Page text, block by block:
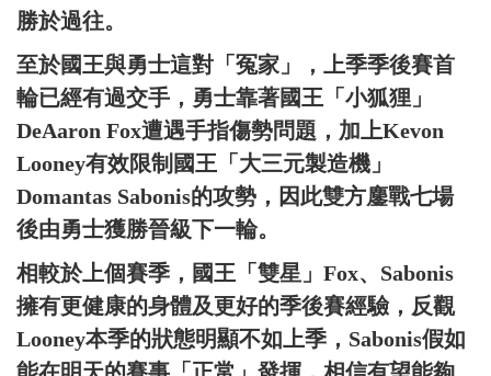
勝於過往。
至於國王與勇士這對「冤家」，上季季後賽首
輪已經有過交手，勇士靠著國王「小狐狸」
DeAaron Fox遭遇手指傷勢問題，加上Kevon
Looney有效限制國王「大三元製造機」
Domantas Sabonis的攻勢，因此雙方鏖戰七場
後由勇士獲勝晉級下一輪。
相較於上個賽季，國王「雙星」Fox、Sabonis
擁有更健康的身體及更好的季後賽經驗，反觀
Looney本季的狀態明顯不如上季，Sabonis假如